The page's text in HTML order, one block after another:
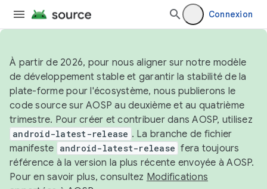
Connexion
À partir de 2026, pour nous aligner sur notre modèle
de développement stable et garantir la stabilité de la
plate-forme pour l'écosystème, nous publierons le
code source sur AOSP au deuxième et au quatrième
trimestre. Pour créer et contribuer dans AOSP, utilisez
android-latest-release . La branche de fichier
manifeste android-latest-release fera toujours
référence à la version la plus récente envoyée à AOSP.
Pour en savoir plus, consultez Modifications